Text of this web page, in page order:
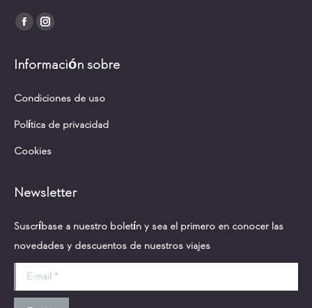
Encuéntranos en:
Facebook
opens
new
window
Instagram
opens
new
window
Información sobre
Condiciones de uso
Política de privacidad
Cookies
Newsletter
Suscríbase a nuestro boletín y sea el primero en conocer las
novedades y descuentos de nuestros viajes
E-mail *